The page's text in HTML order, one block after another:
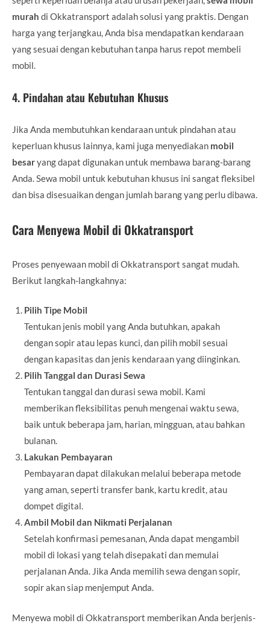
murah di Okkatransport adalah solusi yang praktis. Dengan
harga yang terjangkau, Anda bisa mendapatkan kendaraan
yang sesuai dengan kebutuhan tanpa harus repot membeli
mobil.
4. Pindahan atau Kebutuhan Khusus
Jika Anda membutuhkan kendaraan untuk pindahan atau
keperluan khusus lainnya, kami juga menyediakan mobil
besaryang dapat digunakan untuk membawa barang-barang
Anda. Sewa mobil untuk kebutuhan khusus ini sangat fleksibel
dan bisa disesuaikan dengan jumlah barang yang perlu dibawa.
Cara Menyewa Mobil di Okkatransport
Proses penyewaan mobil di Okkatransport sangat mudah.
Berikut langkah-langkahnya:
Pilih Tipe Mobil
Tentukan jenis mobil yang Anda butuhkan, apakah
dengan sopir atau lepas kunci, dan pilih mobil sesuai
dengan kapasitas dan jenis kendaraan yang diinginkan.
Pilih Tanggal dan Durasi Sewa
Tentukan tanggal dan durasi sewa mobil. Kami
memberikan fleksibilitas penuh mengenai waktu sewa,
baik untuk beberapa jam, harian, mingguan, atau bahkan
bulanan.
Lakukan Pembayaran
Pembayaran dapat dilakukan melalui beberapa metode
yang aman, seperti transfer bank, kartu kredit, atau
dompet digital.
Ambil Mobil dan Nikmati Perjalanan
Setelah konfirmasi pemesanan, Anda dapat mengambil
mobil di lokasi yang telah disepakati dan memulai
perjalanan Anda. Jika Anda memilih sewa dengan sopir,
sopir akan siap menjemput Anda.
Menyewa mobil di Okkatransport memberikan Anda berjenis-